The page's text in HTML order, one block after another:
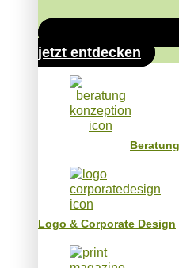
jetzt entdecken
Logo & Corporate Design